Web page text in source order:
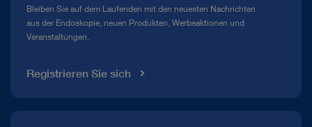
Mediathek
Bleiben Sie auf dem Laufenden mit den neuesten Nachrichten
aus der Endoskopie, neuen Produkten, Werbeaktionen und
Veranstaltungen.
Registrieren Sie sich